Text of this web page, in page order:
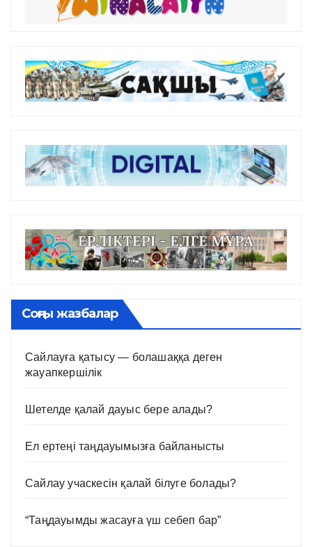
Соңғы жазбалар
Сайлауға қатысу — болашаққа деген
жауапкершілік
Шетелде қалай дауыс бере алады?
Ел ертеңі таңдауымызға байланысты
Сайлау учаскесін қалай білуге болады?
“Таңдауымды жасауға үш себеп бар”